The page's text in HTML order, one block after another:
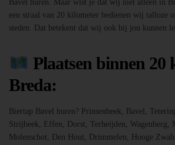
Bavel huren. Maar wist je dat wij niet alleen in
een straal van 20 kilometer bedienen wij talloze
steden. Dat betekent dat wij ook bij jou kunnen
Plaatsen binnen 20
Breda:
Biertap Bavel huren? Prinsenbeek, Bavel,
Strijbeek, Effen, Dorst, Terheijden, Wagenberg,
Molenschot, Den Hout, Drimmelen, Hooge